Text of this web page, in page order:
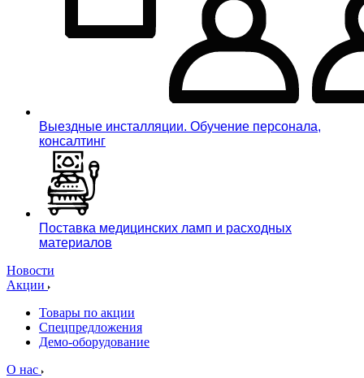
Выездные инсталляции. Обучение персонала,
консалтинг
Поставка медицинских ламп и расходных
материалов
Новости
Акции
Товары по акции
Спецпредложения
Демо-оборудование
О нас